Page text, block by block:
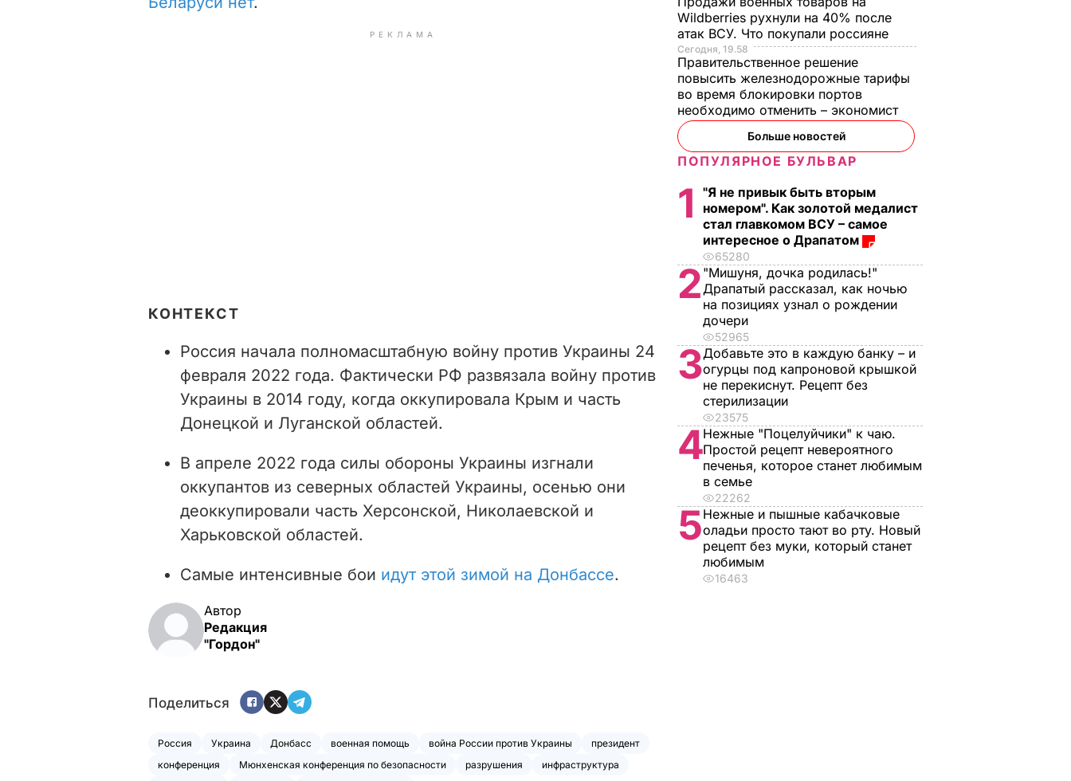
РЕКЛАМА
КОНТЕКСТ
Россия начала полномасштабную войну против Украины 24
февраля 2022 года. Фактически РФ развязала войну против
Украины в 2014 году, когда оккупировала Крым и часть
Донецкой и Луганской областей.
В апреле 2022 года силы обороны Украины изгнали
оккупантов из северных областей Украины, осенью они
деоккупировали часть Херсонской, Николаевской и
Харьковской областей.
Самые интенсивные бои идут этой зимой на Донбассе.
Автор
Редакция
"Гордон"
Поделиться
Россия Украина Донбасс военная помощь война России против Украины
президент
конференция
Мюнхенская конференция по безопасности разрушения
инфраструктура
Wildberries рухнули на 40% после
атак ВСУ. Что покупали россияне
Сегодня, 19.58
Правительственное решение
повысить железнодорожные тарифы
во время блокировки портов
необходимо отменить – экономист
Больше новостей
ПОПУЛЯРНОЕ БУЛЬВАР
1
"Я не привык быть вторым
номером". Как золотой медалист
стал главкомом ВСУ – самое
интересное о Драпатом
65280
2 "Мишуня, дочка родилась!"
Драпатый рассказал, как ночью
на позициях узнал о рождении
дочери
52965
3Добавьте это в каждую банку – и
огурцы под капроновой крышкой
не перекиснут. Рецепт без
стерилизации
23575
4Нежные "Поцелуйчики" к чаю.
Простой рецепт невероятного
печенья, которое станет любимым
в семье
22262
5Нежные и пышные кабачковые
оладьи просто тают во рту. Новый
рецепт без муки, который станет
любимым
16463